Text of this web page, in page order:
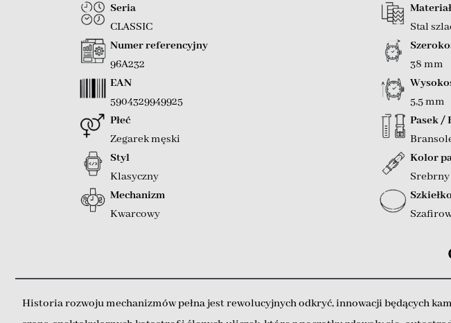
Seria
CLASSIC
Numer referencyjny
96A232
EAN
5904329949925
Płeć
Zegarek męski
Styl
Klasyczny
Mechanizm
Kwarcowy
Stal
38 mm
5,5 mm
Pasek /
Kolor
Srebrny
Szkiełko
Historia rozwoju mechanizmów pełna jest rewolucyjnych odkryć, innowacji będących